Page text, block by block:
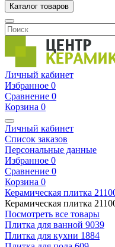
Каталог товаров
Личный кабинет
Избранное 0
Сравнение 0
Корзина 0
Личный кабинет
Список заказов
Персональные данные
Избранное 0
Сравнение 0
Корзина 0
Керамическая плитка
Керамическая плитка
Посмотреть все товары
Плитка для ванной 9039
Плитка для кухни 1884